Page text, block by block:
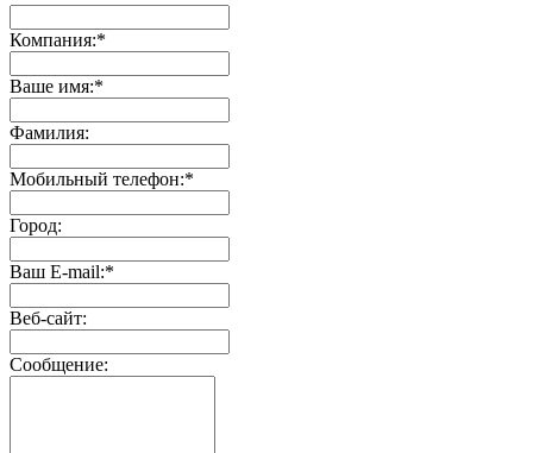
Компания:*
Ваше имя:*
Фамилия:
Мобильный телефон:*
Город:
Ваш E-mail:*
Веб-сайт:
Сообщение: